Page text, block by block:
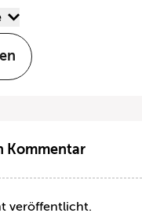
Kommentar
veröffentlicht.